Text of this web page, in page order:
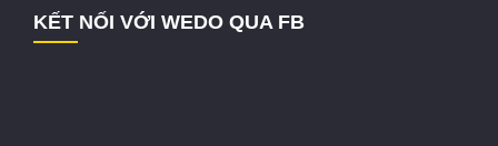
KẾT NỐI VỚI WEDO QUA FB